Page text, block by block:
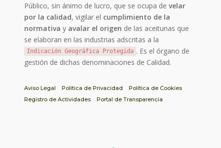
Público, sin ánimo de lucro, que se ocupa develar
por la calidad, vigilar el cumplimiento de la
normativa y avalar el origen de las aceitunas que
se elaboran en las industrias adscritas a la
Indicación Geográfica Protegida . Es el órgano de
gestión de dichas denominaciones de Calidad.
Aviso Legal Política de Privacidad
Política de Cookies
Registro de Actividades
Portal de Transparencia